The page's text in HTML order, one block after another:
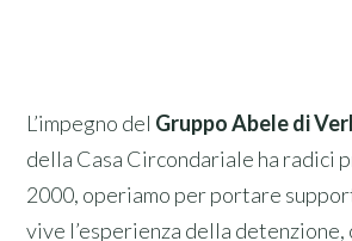
L’impegno del Gruppo Abele di
della Casa Circondariale ha radici
2000, operiamo per portare
vive l’esperienza della